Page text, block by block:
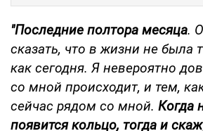
"Последние полтора месяца.
сказать, что в жизни не была
как сегодня. Я невероятно
со мной происходит, и тем,
сейчас рядом со мной. Когда
появится кольцо, тогда и